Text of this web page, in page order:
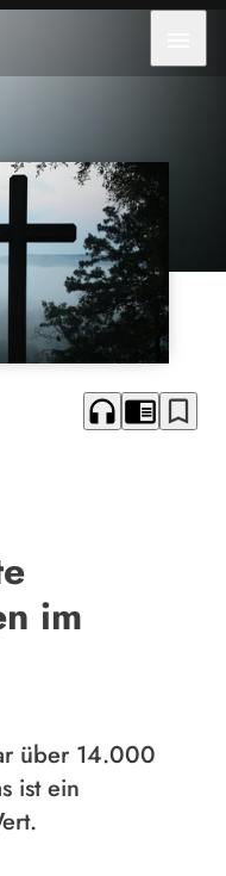
headphones chrome_reader_mode bookmark_border
im
über 14.000
ist ein